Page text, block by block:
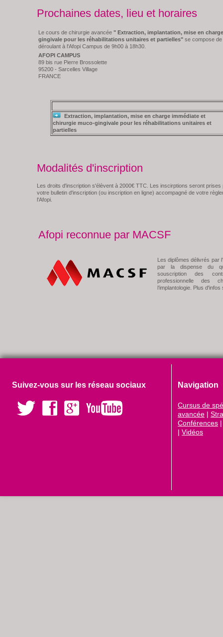
Prochaines dates, lieu et horaires
Le cours de chirurgie avancée " Extraction, implantation, mise en
gingivale pour les réhabilitations unitaires et partielles" se compose
déroulant à l'Afopi Campus de 9h00 à 18h30.
AFOPI CAMPUS
89 bis rue Pierre Brossolette
95200 - Sarcelles Village
FRANCE
Extraction, implantation, mise en charge immédiate et
chirurgie muco-gingivale pour les réhabilitations unitaires et
partielles
Modalités d'inscription
Les droits d'inscription s'élèvent à 2000€ TTC. Les inscirptions seront
votre bulletin d'inscription (ou inscription en ligne) accompagné de votre
l'Afopi.
Afopi reconnue par MACSF
Les diplômes délivrés par
par la dispense du
souscription des
professionnelle des
l’implantologie. Plus
Suivez-vous sur les réseau sociaux Navigation
Cursus de
avancée |
Conférences
| Vidéos